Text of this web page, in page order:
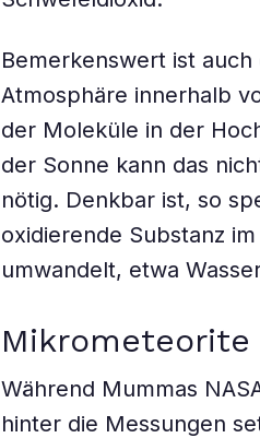
Bemerkenswert ist
Atmosphäre innerhalb
der Moleküle in der
der Sonne kann das
nötig. Denkbar ist, so
oxidierende Substanz
umwandelt, etwa
Mikrometeorite
Während Mummas
hinter die Messungen